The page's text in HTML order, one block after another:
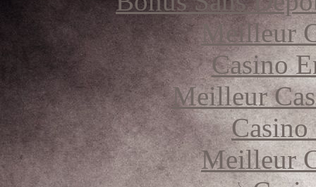
Meilleur
Casino
Meilleur
Meilleur